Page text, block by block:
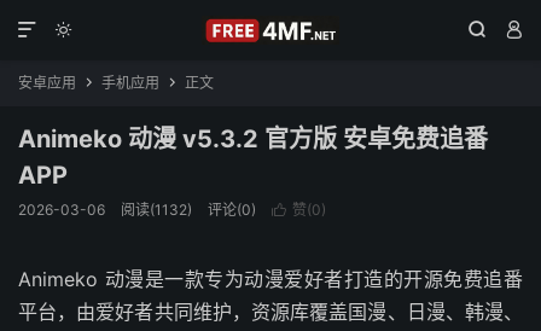
  

安卓应用  手机应用  正文
Animeko 动漫 v5.3.2 官方版 安卓免费追番
APP
2026-03-06 阅读(1132) 评论(0)  赞(0)
Animeko 动漫是一款专为动漫爱好者打造的开源免费追番
平台，由爱好者共同维护，资源库覆盖国漫、日漫、韩漫、